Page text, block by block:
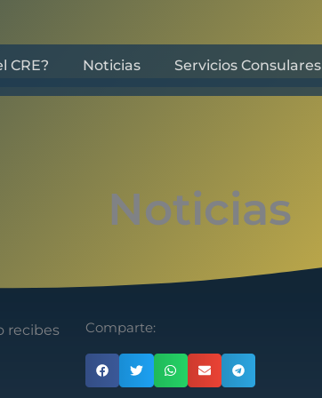
CRE? Noticias Servicios Consulares
Noticias
recibes
Comparte: